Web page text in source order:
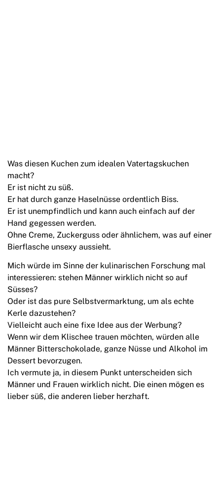
Was diesen Kuchen zum idealen Vatertagskuchen
macht?
Er ist nicht zu süß.
Er hat durch ganze Haselnüsse ordentlich Biss.
Er ist unempfindlich und kann auch einfach auf der
Hand gegessen werden.
Ohne Creme, Zuckerguss oder ähnlichem, was auf einer
Bierflasche unsexy aussieht.
Mich würde im Sinne der kulinarischen Forschung mal
interessieren: stehen Männer wirklich nicht so auf
Süsses?
Oder ist das pure Selbstvermarktung, um als echte
Kerle dazustehen?
Vielleicht auch eine fixe Idee aus der Werbung?
Wenn wir dem Klischee trauen möchten, würden alle
Männer Bitterschokolade, ganze Nüsse und Alkohol im
Dessert bevorzugen.
Ich vermute ja, in diesem Punkt unterscheiden sich
Männer und Frauen wirklich nicht. Die einen mögen es
lieber süß, die anderen lieber herzhaft.